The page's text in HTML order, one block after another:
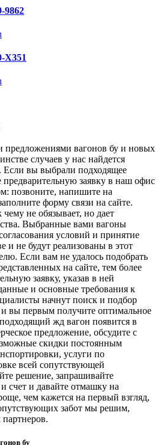
9862
X351
предложениями вагонов бу и новых
случаев у нас найдется
Если вы выбрали подходящее
предварительную заявку в наш офис
позвоните, напишите на
форму связи на сайте.
не обязывает, но дает
Выбранные вами вагоны
условий и принятие
и не будут реализованы в этот
Если вам не удалось подобрать
на сайте, тем более
заявку, указав в ней
и основные требования к
начнут поиск и подбор
и вы первым получите оптимальное
жд вагон появится в
предложение, обсудите с
скидки постоянным
услуги по
всей сопутствующей
решение, запрашивайте
счет и давайте отмашку на
чем кажется на первый взгляд,
забот мы решим,
бу